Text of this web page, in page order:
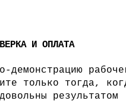
И ОПЛАТА
демонстрацию
только тогда,
результатом